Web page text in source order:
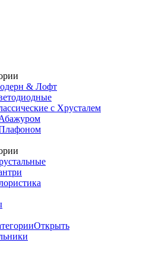
& Лофт
с Хрусталем
Открыть